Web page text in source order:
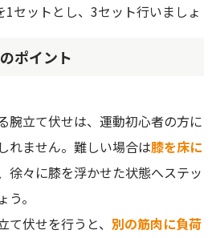
1セットとし、3セット行いましょ
ポイント
腕立て伏せは、運動初心者の方に
れません。難しい場合は膝を床に
徐々に膝を浮かせた状態へステッ
。
伏せを行うと、 別の筋肉に負荷